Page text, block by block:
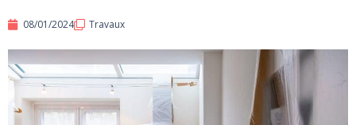
08/01/2024 Travaux